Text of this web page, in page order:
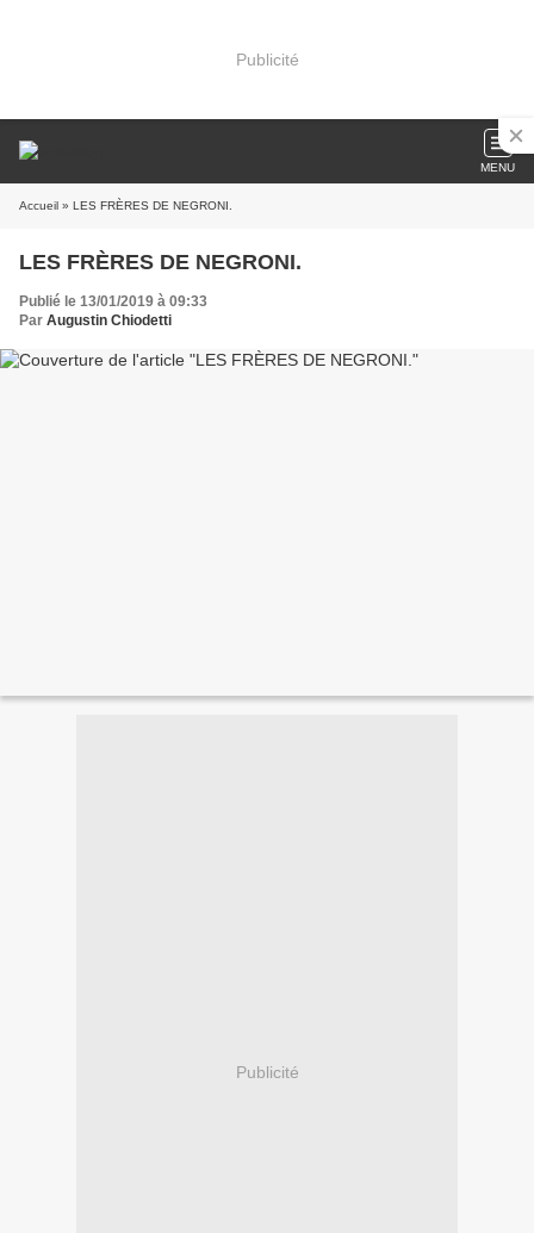
Publicité
MENU
Accueil » LES FRÈRES DE NEGRONI.
LES FRÈRES DE NEGRONI.
Publié le 13/01/2019 à 09:33
Par Augustin Chiodetti
Publicité